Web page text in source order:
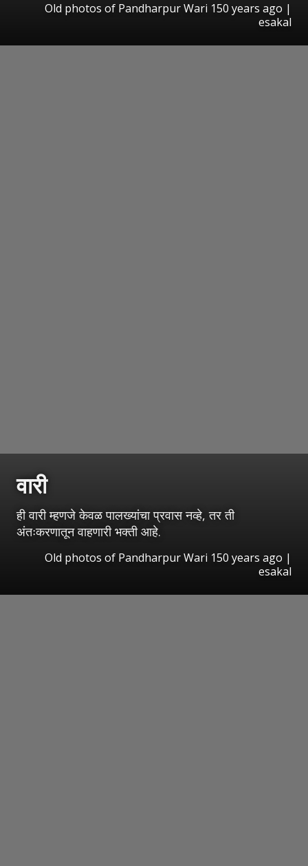
Old photos of Pandharpur Wari 150 years ago |
esakal
वारी
ही वारी म्हणजे केवळ पालख्यांचा प्रवास नव्हे, तर ती
अंतःकरणातून वाहणारी भक्ती आहे.
Old photos of Pandharpur Wari 150 years ago |
esakal